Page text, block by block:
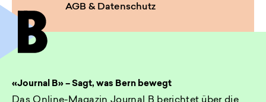
AGB & Datenschutz
«Journal B» – Sagt, was Bern bewegt